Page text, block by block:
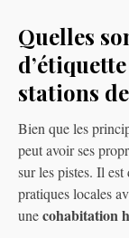
Quelles
stations
Bien que les
peut avoir ses
sur les pistes. Il
pratiques locales
unecohabitation